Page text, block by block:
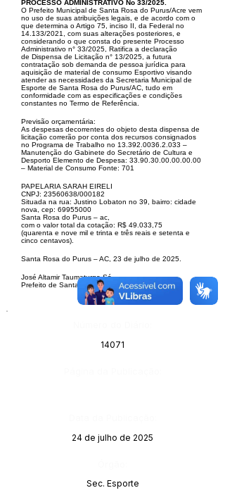
PROCESSO ADMINISTRATIVO No 33/2025
O Prefeito Municipal de Santa Rosa do Purus/Acre vem
no uso de suas atribuições legais, e de acordo com o
que determina o Artigo 75, inciso II, da Federal no
14.133/2021, com suas alterações posteriores, e
considerando o que consta do presente Processo
Administrativo n° 33/2025, Ratifica a declaração
de Dispensa de Licitação n° 13/2025, a futura
contratação sob demanda de pessoa jurídica para
aquisição de material de consumo Esportivo visando
atenderas necessidades da Secretaria Municipal de
Esporte de Santa Rosa do Purus/AC, tudo em
conformidade com as especificações e condições
constantes no Termo de Referência.
Previsão orçamentária:
As despesas decorrentes do objeto desta dispensa de
licitação correrão por conta dos recursos consignados
no Programa de Trabalho no 13.392.0036.2.033 –
Manutenção do Gabinete do Secretário de Cultura e
Desporto Elemento de Despesa: 33.90.30.00.00.00.00
– Material de Consumo Fonte: 701
PAPELARIA SARAH EIRELI
CNPJ: 23560638/000182
Situada na rua: Justino Lobaton no 39, bairro: cidade
nova, cep: 69955000
Santa Rosa do Purus – ac,
com o valor total da cotação: R$ 49.033,75
(quarenta e nove mil e trinta e três reais e setenta e
cinco centavos).
Santa Rosa do Purus – AC, 23 de julho de 2025.
José Altamir Taumaturgo Sá
Prefeito de Santa Rosa do Purus.
14071
24 de julho de 2025
Sec. Esporte